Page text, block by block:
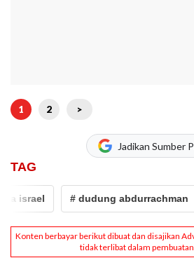
1 2 >
Jadikan Sumber
TAG
israel # dudung abdurrachman